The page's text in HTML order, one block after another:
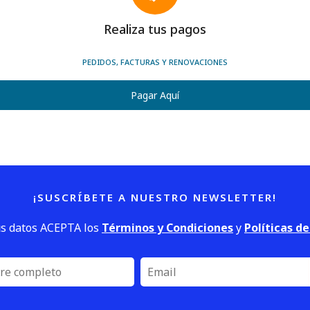
Realiza tus pagos
PEDIDOS, FACTURAS Y RENOVACIONES
Pagar Aquí
¡SUSCRÍBETE A NUESTRO NEWSLETTER!
datos ACEPTA los Términos y Condicionesy Políticas